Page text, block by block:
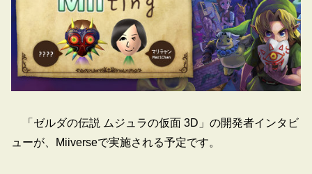
「ゼルダの伝説 ムジュラの仮面 3D」の開発者インタビ
ューが、Miiverseで実施される予定です。